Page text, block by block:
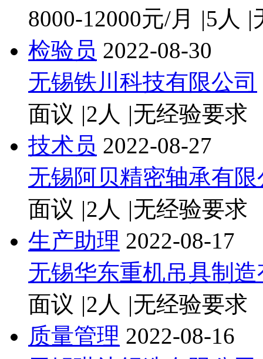
8000-12000元/月
|5人 |
检验员 2022-08-30
无锡铁川科技有限公司
面议 |2人 |无经验要求
技术员 2022-08-27
无锡阿贝精密轴承有限
面议 |2人 |无经验要求
生产助理 2022-08-17
无锡华东重机吊具制
面议 |2人 |无经验要求
质量管理 2022-08-16